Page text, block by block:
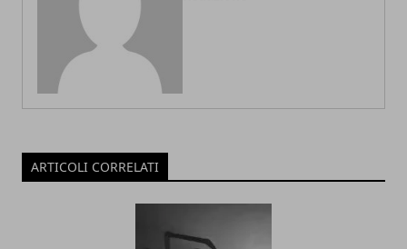
ARTICOLI CORRELATI